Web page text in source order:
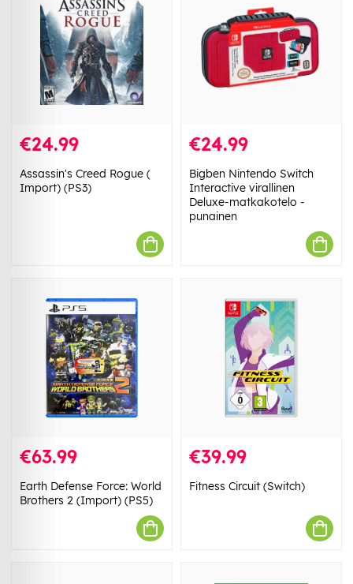
€24.99
Assassin's Creed Rogue (
Import) (PS3)
€24.99
Bigben Nintendo Switch
Interactive virallinen
Deluxe-matkakotelo -
punainen
€63.99
Earth Defense Force: World
Brothers 2 (Import) (PS5)
€39.99
Fitness Circuit (Switch)